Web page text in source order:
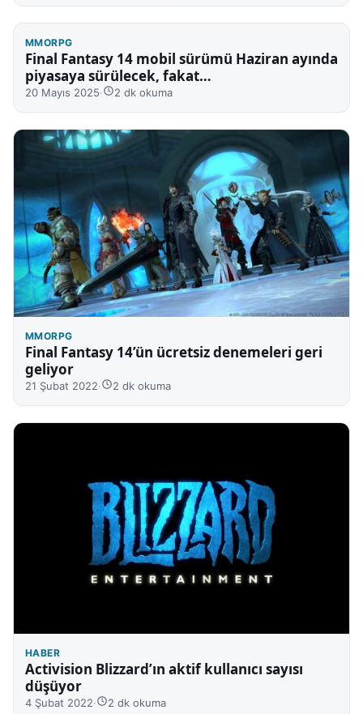
MMORPG
Final Fantasy 14 mobil sürümü Haziran ayında
piyasaya sürülecek, fakat…
20 Mayıs 2025· 2 dk okuma
MMORPG
Final Fantasy 14’ün ücretsiz denemeleri geri
geliyor
21 Şubat 2022· 2 dk okuma
HABER
Activision Blizzard’ın aktif kullanıcı sayısı
düşüyor
4 Şubat 2022· 2 dk okuma